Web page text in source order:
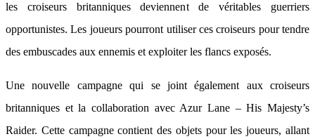
les croiseurs britanniques deviennent de véritables guerriers
opportunistes. Les joueurs pourront utiliser ces croiseurs pour tendre
des embuscades aux ennemis et exploiter les flancs exposés.
Une nouvelle campagne qui se joint également aux croiseurs
britanniques et la collaboration avec Azur Lane – His Majesty’s
Raider. Cette campagne contient des objets pour les joueurs, allant